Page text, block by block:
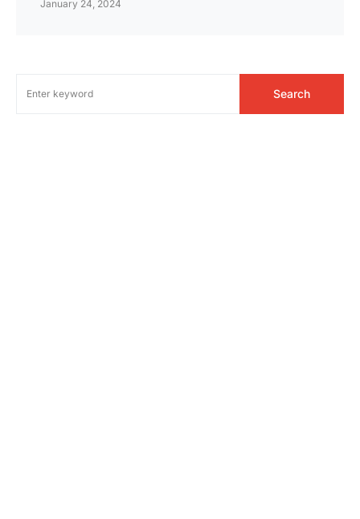
January 24, 2024
Search